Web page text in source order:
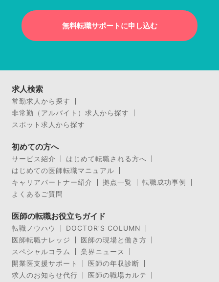
無料転職サポートに申し込む
求人検索
常勤求人から探す
非常勤（アルバイト）求人から探す
スポット求人から探す
初めての方へ
サービス紹介
はじめて転職される方へ
はじめての医師転職マニュアル
キャリアパートナー紹介
拠点一覧
転職成功事例
よくあるご質問
医師の転職お役立ちガイド
転職ノウハウ
DOCTOR’S COLUMN
医師転職ナレッジ
医師の現場と働き方
スペシャルコラム
業界ニュース
開業医支援サポート
医師の年収診断
求人のお知らせ代行
医師の職場カルテ